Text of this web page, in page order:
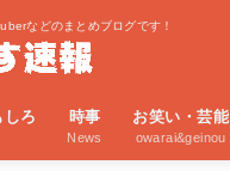
などのまとめブログです！
しろ 時事
News
お笑い・芸能
owarai&geinou